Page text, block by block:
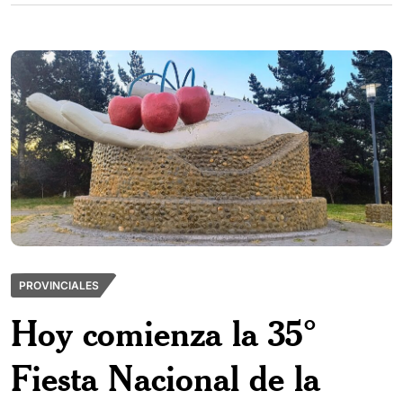
PROVINCIALES
Hoy comienza la 35°
Fiesta Nacional de la